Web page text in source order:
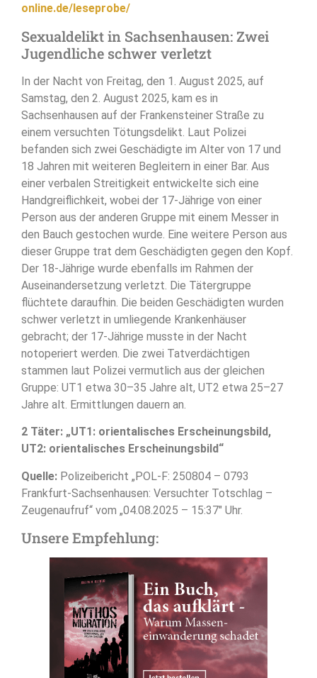
online.de/leseprobe/
Sexualdelikt in Sachsenhausen: Zwei
Jugendliche schwer verletzt
In der Nacht von Freitag, den 1. August 2025, auf
Samstag, den 2. August 2025, kam es in
Sachsenhausen auf der Frankensteiner Straße zu
einem versuchten Tötungsdelikt. Laut Polizei
befanden sich zwei Geschädigte im Alter von 17 und
18 Jahren mit weiteren Begleitern in einer Bar. Aus
einer verbalen Streitigkeit entwickelte sich eine
Handgreiflichkeit, wobei der 17-Jährige von einer
Person aus der anderen Gruppe mit einem Messer in
den Bauch gestochen wurde. Eine weitere Person aus
dieser Gruppe trat dem Geschädigten gegen den Kopf.
Der 18-Jährige wurde ebenfalls im Rahmen der
Auseinandersetzung verletzt. Die Tätergruppe
flüchtete daraufhin. Die beiden Geschädigten wurden
schwer verletzt in umliegende Krankenhäuser
gebracht; der 17-Jährige musste in der Nacht
notoperiert werden. Die zwei Tatverdächtigen
stammen laut Polizei vermutlich aus der gleichen
Gruppe: UT1 etwa 30–35 Jahre alt, UT2 etwa 25–27
Jahre alt. Ermittlungen dauern an.
2 Täter: „UT1: orientalisches Erscheinungsbild,
UT2: orientalisches Erscheinungsbild“
Quelle: Polizeibericht „POL-F: 250804 – 0793
Frankfurt-Sachsenhausen: Versuchter Totschlag –
Zeugenaufruf“ vom „04.08.2025 – 15:37″ Uhr.
Unsere Empfehlung: